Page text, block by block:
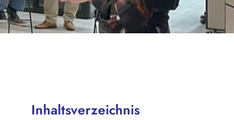
Inhaltsverzeichnis